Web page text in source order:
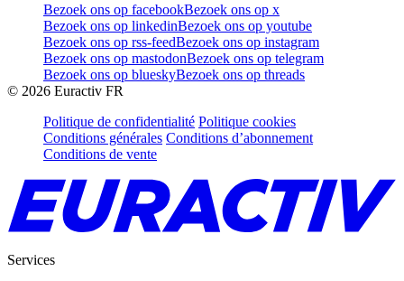
Bezoek ons op facebookBezoek ons op x
Bezoek ons op linkedinBezoek ons op youtube
Bezoek ons op rss-feedBezoek ons op instagram
Bezoek ons op mastodonBezoek ons op telegram
Bezoek ons op blueskyBezoek ons op threads
© 2026 Euractiv FR
Politique de confidentialité Politique cookies
Conditions générales Conditions d’abonnement
Conditions de vente
Services